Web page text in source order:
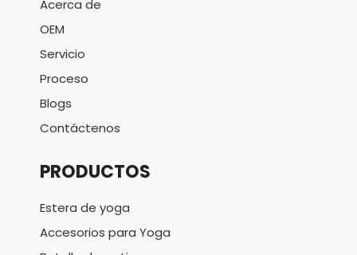
Acerca de
OEM
Servicio
Proceso
Blogs
Contáctenos
PRODUCTOS
Estera de yoga
Accesorios para Yoga